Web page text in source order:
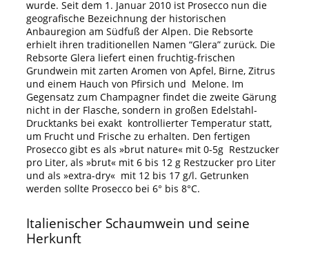
wurde. Seit dem 1. Januar 2010 ist Prosecco nun die
geografische Bezeichnung der historischen
Anbauregion am Südfuß der Alpen. Die Rebsorte
erhielt ihren traditionellen Namen “Glera” zurück. Die
Rebsorte Glera liefert einen fruchtig-frischen
Grundwein mit zarten Aromen von Apfel, Birne, Zitrus
und einem Hauch von Pfirsich und Melone. Im
Gegensatz zum Champagner findet die zweite Gärung
nicht in der Flasche, sondern in großen Edelstahl-
Drucktanks bei exakt kontrollierter Temperatur statt,
um Frucht und Frische zu erhalten. Den fertigen
Prosecco gibt es als »brut nature«mit 0-5g Restzucker
pro Liter, als »brut« mit 6 bis 12 g Restzucker pro Liter
und als »extra-dry« mit 12 bis 17 g/l. Getrunken
werden sollte Prosecco bei 6° bis 8°C.
Italienischer Schaumwein und seine
Herkunft